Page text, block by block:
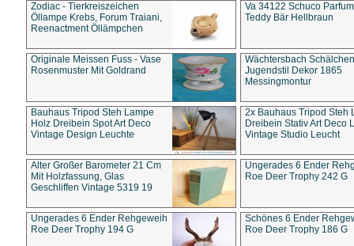
Zodiac - Tierkreiszeichen
Öllampe Krebs, Forum Traiani,
Reenactment Öllämpchen
Va 34122 Schuco
Teddy Bär Hellbraun
Originale Meissen Fuss - Vase
Rosenmuster Mit Goldrand
Wächtersbach Schälchen
Jugendstil Dekor 1865
Messingmontur
Bauhaus Tripod Steh Lampe
Holz Dreibein Spot Art Deco
Vintage Design Leuchte
2x Bauhaus Tripod Steh
Dreibein Stativ Art Deco
Vintage Studio Leucht
Alter Großer Barometer 21 Cm
Mit Holzfassung, Glas
Geschliffen Vintage 5319 19
Ungerades 6 Ender
Roe Deer Trophy 242 G
Ungerades 6 Ender Rehgeweih
Roe Deer Trophy 194 G
Schönes 6 Ender
Roe Deer Trophy 186 G